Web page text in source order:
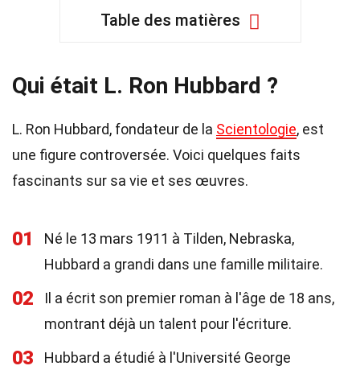
Table des matières
Qui était L. Ron Hubbard ?
L. Ron Hubbard, fondateur de la Scientologie, est
une figure controversée. Voici quelques faits
fascinants sur sa vie et ses œuvres.
01
Né le 13 mars 1911 à Tilden, Nebraska,
Hubbard a grandi dans une famille militaire.
02
Il a écrit son premier roman à l'âge de 18 ans,
montrant déjà un talent pour l'écriture.
03
Hubbard a étudié à l'Université George